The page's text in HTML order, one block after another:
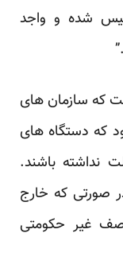
شده و واجد
که سازمان های
که دستگاه های
نداشته باشند.
صورتی که خارج
غیر حکومتی